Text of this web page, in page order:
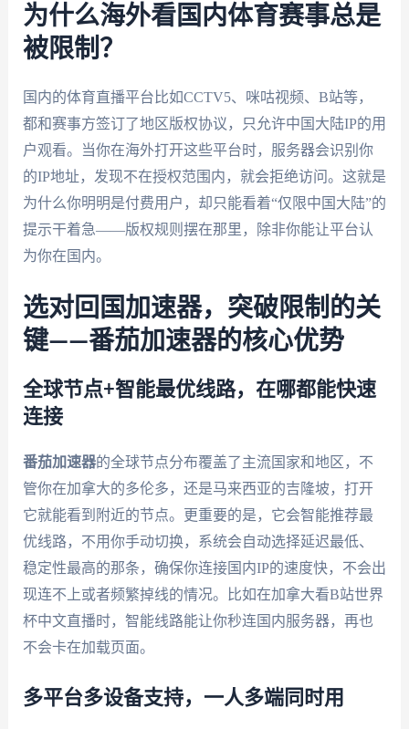
为什么海外看国内体育赛事总是
被限制？
国内的体育直播平台比如CCTV5、咪咕视频、B站等，
都和赛事方签订了地区版权协议，只允许中国大陆IP的用
户观看。当你在海外打开这些平台时，服务器会识别你
的IP地址，发现不在授权范围内，就会拒绝访问。这就是
为什么你明明是付费用户，却只能看着“仅限中国大陆”的
提示干着急——版权规则摆在那里，除非你能让平台认
为你在国内。
选对回国加速器，突破限制的关
键——番茄加速器的核心优势
全球节点+智能最优线路，在哪都能快速
连接
番茄加速器的全球节点分布覆盖了主流国家和地区，不
管你在加拿大的多伦多，还是马来西亚的吉隆坡，打开
它就能看到附近的节点。更重要的是，它会智能推荐最
优线路，不用你手动切换，系统会自动选择延迟最低、
稳定性最高的那条，确保你连接国内IP的速度快，不会出
现连不上或者频繁掉线的情况。比如在加拿大看B站世界
杯中文直播时，智能线路能让你秒连国内服务器，再也
不会卡在加载页面。
多平台多设备支持，一人多端同时用